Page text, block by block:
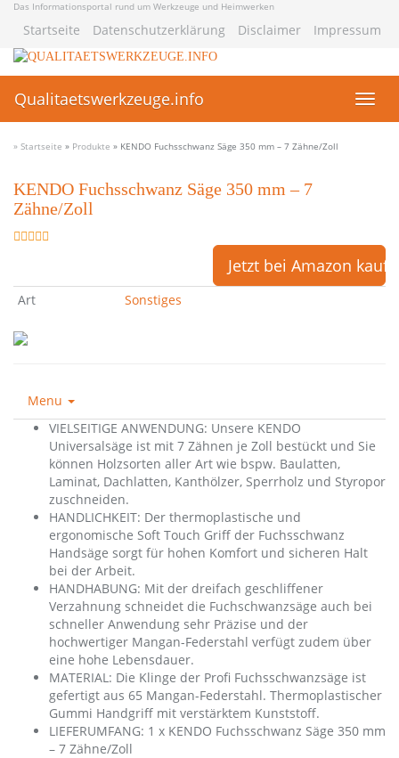
Skip
content
Das Informationsportal rund um Werkzeuge und Heimwerken
Startseite Datenschutzerklärung Disclaimer Impressum
Qualitaetswerkzeuge.info
» Startseite » Produkte » KENDO Fuchsschwanz Säge 350 mm – 7 Zähne/Zoll
KENDO Fuchsschwanz Säge 350 mm – 7
Zähne/Zoll
Jetzt bei Amazon
Art Sonstiges
Menu
VIELSEITIGE ANWENDUNG: Unsere KENDO
Universalsäge ist mit 7 Zähnen je Zoll bestückt und Sie
können Holzsorten aller Art wie bspw. Baulatten,
Laminat, Dachlatten, Kanthölzer, Sperrholz und Styropor
zuschneiden.
HANDLICHKEIT: Der thermoplastische und
ergonomische Soft Touch Griff der Fuchsschwanz
Handsäge sorgt für hohen Komfort und sicheren Halt
bei der Arbeit.
HANDHABUNG: Mit der dreifach geschliffener
Verzahnung schneidet die Fuchschwanzsäge auch bei
schneller Anwendung sehr Präzise und der
hochwertiger Mangan-Federstahl verfügt zudem über
eine hohe Lebensdauer.
MATERIAL: Die Klinge der Profi Fuchsschwanzsäge ist
gefertigt aus 65 Mangan-Federstahl. Thermoplastischer
Gummi Handgriff mit verstärktem Kunststoff.
LIEFERUMFANG: 1 x KENDO Fuchsschwanz Säge 350 mm
– 7 Zähne/Zoll